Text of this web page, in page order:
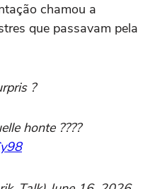
chamou a
que passavam pela
?
honte ????